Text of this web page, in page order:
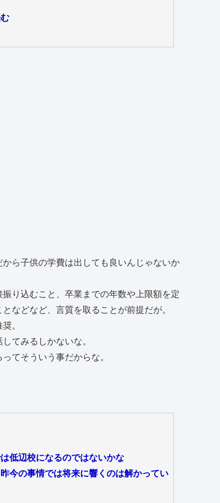
ら子供の学費は出しても良いんじゃないか
り込むこと、卒業までの年数や上限額を定
などなど、言質を取ることが前提だが。
。
てみるしかないな。
てそういう事だからな。
低辺校になるのではないかな
今の事情では将来に響くのは解かってい